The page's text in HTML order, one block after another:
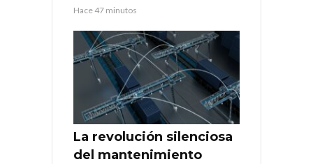
Hace 47 minutos
La revolución silenciosa
del mantenimiento